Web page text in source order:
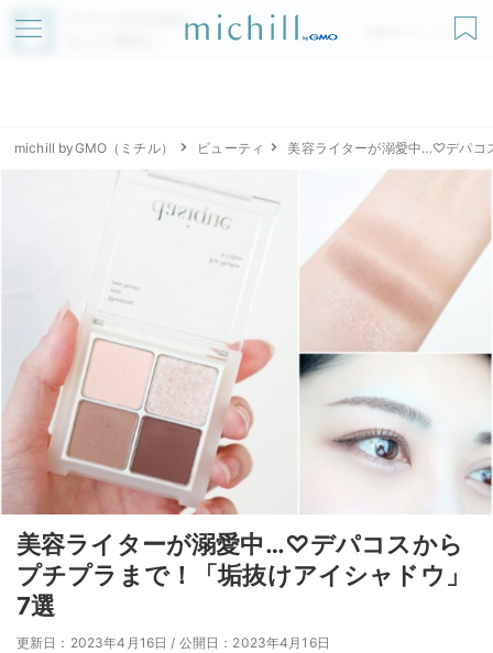
アプリでmichillが
無料ダウンロード
michill byGMO（ミチル） ビューティ 美容ライターが溺愛中…♡デパコ
美容ライターが溺愛中…♡デパコスから
プチプラまで！「垢抜けアイシャドウ」
7選
更新日：2023年4月16日 / 公開日：2023年4月16日